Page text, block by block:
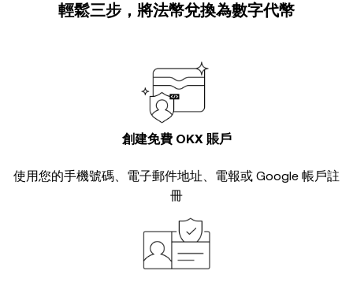
輕鬆三步，將法幣兌換為數字代幣
創建免費 OKX 賬戶
使用您的手機號碼、電子郵件地址、電報或 Google 帳戶註
冊